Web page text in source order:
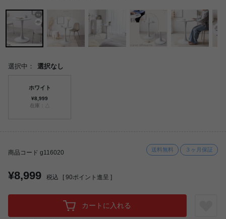
選択中： 選択なし
ホワイト
¥8,999
在庫：△
商品コード g116020 送料無料 ３ヶ月保証
¥8,999 税込 [ 90ポイント進呈 ]
カートに入れる